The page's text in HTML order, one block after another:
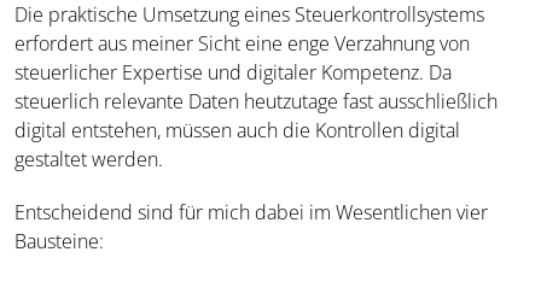
Die praktische Umsetzung eines Steuerkontrollsystems
erfordert aus meiner Sicht eine enge Verzahnung von
steuerlicher Expertise und digitaler Kompetenz. Da
steuerlich relevante Daten heutzutage fast ausschließlich
digital entstehen, müssen auch die Kontrollen digital
gestaltet werden.
Entscheidend sind für mich dabei im Wesentlichen vier
Bausteine: